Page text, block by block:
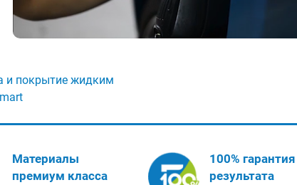
и покрытие жидким
Материалы
премиум класса
100% гарантия
результата